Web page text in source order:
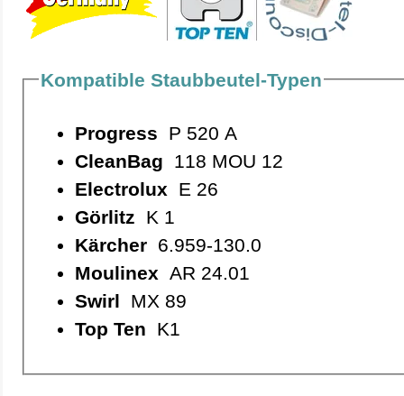
Kompatible Staubbeutel-Typen
Progress P 520 A
CleanBag 118 MOU 12
Electrolux E 26
Görlitz K 1
Kärcher6.959-130.0
Moulinex AR 24.01
Swirl MX 89
Top Ten K1